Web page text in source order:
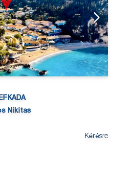
Nikitas
Kérésre